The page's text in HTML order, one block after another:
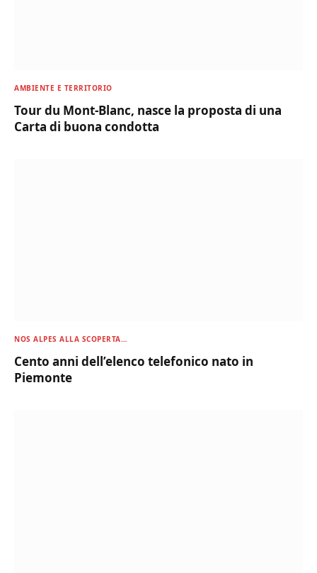
AMBIENTE E TERRITORIO
Tour du Mont-Blanc, nasce la proposta di una
Carta di buona condotta
NOS ALPES ALLA SCOPERTA…
Cento anni dell’elenco telefonico nato in
Piemonte